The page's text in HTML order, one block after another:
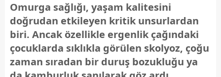
Omurga sağlığı, yaşam kalitesini
doğrudan etkileyen kritik unsurlardan
biri. Ancak özellikle ergenlik çağındaki
çocuklarda sıklıkla görülen skolyoz, çoğu
zaman sıradan bir duruş bozukluğu ya